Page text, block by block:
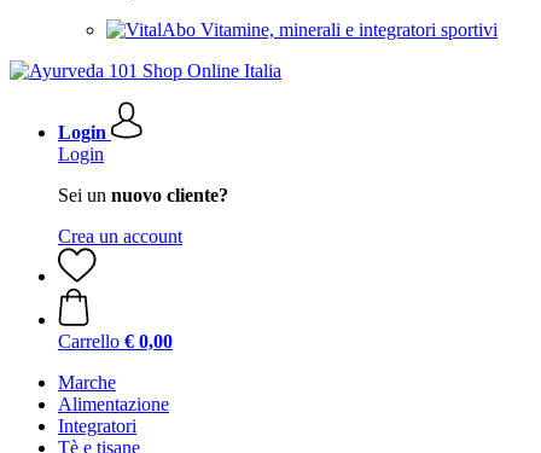
Vitamine, minerali e integratori sportivi
Login
Login
Sei un nuovo cliente?
Crea un account
Carrello € 0,00
Marche
Alimentazione
Integratori
Tè e tisane